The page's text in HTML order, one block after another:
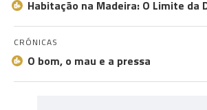
Habitação na Madeira: O Limite da
CRÓNICAS
O bom, o mau e a pressa